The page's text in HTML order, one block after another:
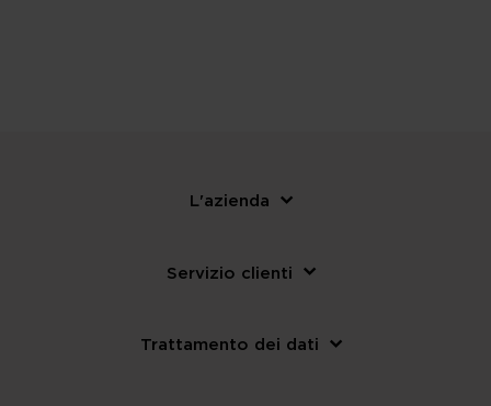
L'azienda
Servizio clienti
Trattamento dei dati